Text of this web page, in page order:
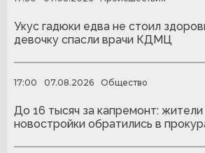
Укус гадюки едва не стоил
девочку спасли врачи КДМЦ
17:00 07.08.2026 Общество
До 16 тысяч за капремонт: жители
новостройки обратились в